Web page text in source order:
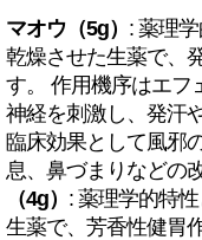
マオウ（5g） : 薬理
乾燥させた生薬で、
す。 作用機序はエフ
神経を刺激し、発汗
臨床効果として風邪
息、鼻づまりなどの
（4g） : 薬理学的特
生薬で、芳香性健胃